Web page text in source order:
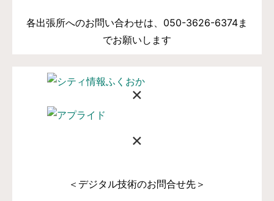
各出張所へのお問い合わせは、050-3626-6374ま
でお願いします
×
×
＜デジタル技術のお問合せ先＞